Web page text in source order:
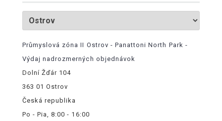
Průmyslová zóna II Ostrov - Panattoni North Park -
Výdaj nadrozmerných objednávok
Dolní Žďár 104
363 01 Ostrov
Česká republika
Po - Pia, 8:00 - 16:00